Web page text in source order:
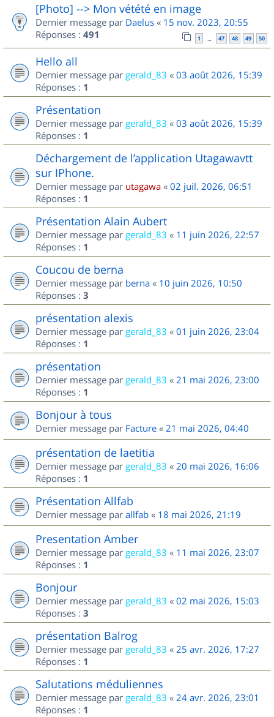
[Photo] --> Mon vétété en image
Dernier message par Daelus « 15 nov. 2023, 20:55
Réponses : 491 1 … 47 48 49 50
Hello all
Dernier message par gerald_83 « 03 août 2026, 15:39
Réponses : 1
Présentation
Dernier message par gerald_83 « 03 août 2026, 15:39
Réponses : 1
Déchargement de l’application Utagawavtt
sur IPhone.
Dernier message par utagawa « 02 juil. 2026, 06:51
Réponses : 1
Présentation Alain Aubert
Dernier message par gerald_83 « 11 juin 2026, 22:57
Réponses : 1
Coucou de berna
Dernier message par berna « 10 juin 2026, 10:50
Réponses : 3
présentation alexis
Dernier message par gerald_83 « 01 juin 2026, 23:04
Réponses : 1
présentation
Dernier message par gerald_83 « 21 mai 2026, 23:00
Réponses : 1
Bonjour à tous
Dernier message par Facture « 21 mai 2026, 04:40
présentation de laetitia
Dernier message par gerald_83 « 20 mai 2026, 16:06
Réponses : 1
Présentation Allfab
Dernier message par allfab « 18 mai 2026, 21:19
Presentation Amber
Dernier message par gerald_83 « 11 mai 2026, 23:07
Réponses : 1
Bonjour
Dernier message par gerald_83 « 02 mai 2026, 15:03
Réponses : 3
présentation Balrog
Dernier message par gerald_83 « 25 avr. 2026, 17:27
Réponses : 1
Salutations méduliennes
Dernier message par gerald_83 « 24 avr. 2026, 23:01
Réponses : 1